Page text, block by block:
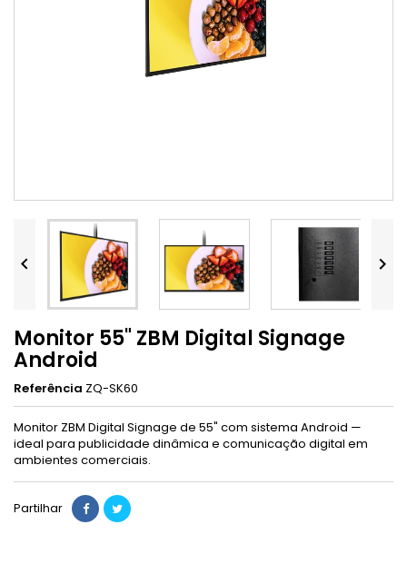
 
Monitor 55" ZBM Digital Signage
Android
Referência ZQ-SK60
Monitor ZBM Digital Signage de 55" com sistema Android —
ideal para publicidade dinâmica e comunicação digital em
ambientes comerciais.
Partilhar